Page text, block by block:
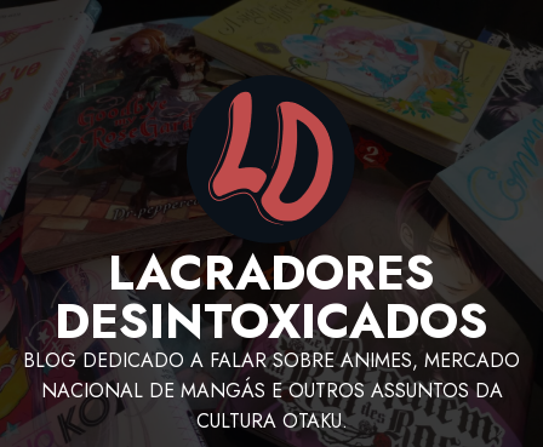
LACRADORES
DESINTOXICADOS
BLOG DEDICADO A FALAR SOBRE ANIMES, MERCADO
NACIONAL DE MANGÁS E OUTROS ASSUNTOS DA
CULTURA OTAKU.